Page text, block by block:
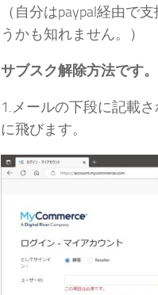
（自分はpaypal経由で
うかも知れません。）
サブスク解除方法です。
1.メールの下段に記載
に飛びます。